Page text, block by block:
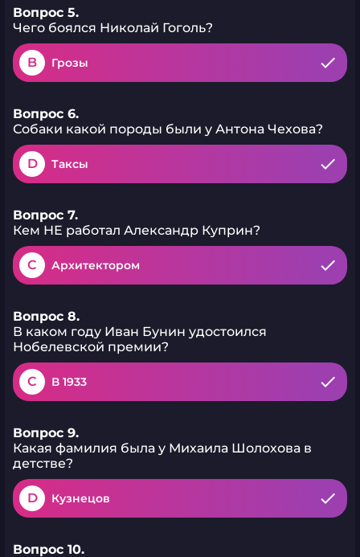
Вопрос 5.
Чего боялся Николай Гоголь?
B Грозы
Вопрос 6.
Собаки какой породы были у Антона Чехова?
D Таксы
Вопрос 7.
Кем НЕ работал Александр Куприн?
C Архитектором
Вопрос 8.
В каком году Иван Бунин удостоился
Нобелевской премии?
C В 1933
Вопрос 9.
Какая фамилия была у Михаила Шолохова в
детстве?
D Кузнецов
Вопрос 10.